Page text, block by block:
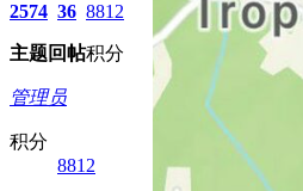
2574
主题
36
回帖
8812
积分
管理员
积分
8812